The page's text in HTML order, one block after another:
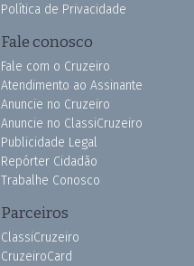
Política de Privacidade
Fale conosco
Fale com o Cruzeiro
Atendimento ao Assinante
Anuncie no Cruzeiro
Anuncie no ClassiCruzeiro
Publicidade Legal
Repórter Cidadão
Trabalhe Conosco
Parceiros
ClassiCruzeiro
CruzeiroCard